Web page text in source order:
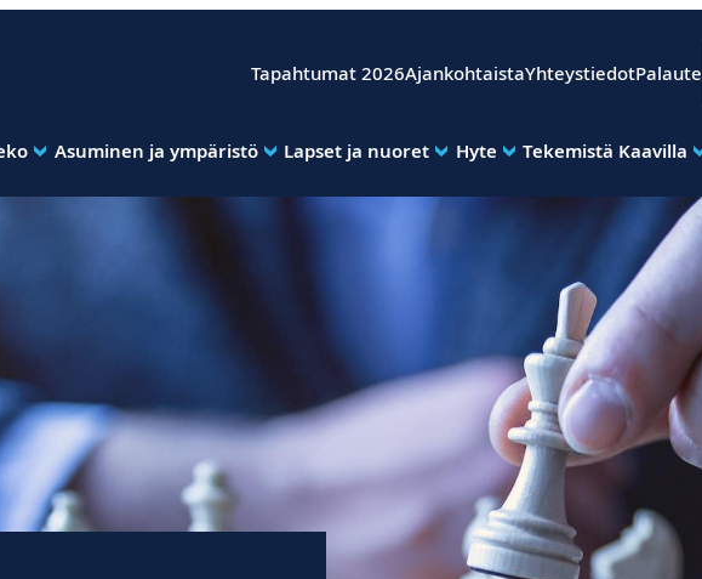
Tapahtumat 2026AjankohtaistaYhteystiedotPalaute
Asuminen ja ympäristö Lapset ja nuoret Hyte Tekemistä Kaavilla